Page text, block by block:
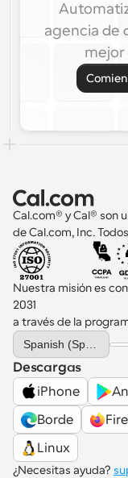
agencia de
mejor
Cal.com® y Cal® son
de Cal.com, Inc.
Nuestra misión es
2031
a través de la
Select Language
Descargas
iPhone
Borde
Linux
¿Necesitas ayuda?